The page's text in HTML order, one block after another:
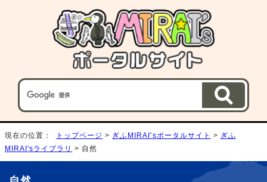
現在の位置： トップページ > ぎふMIRAI'sポータルサイト > ぎふ
MIRAI'sライブラリ > 自然